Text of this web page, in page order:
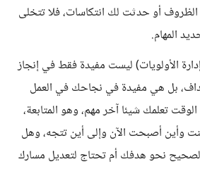
أو حدثت لك انتكاسات، فلا تتخلى
المهام.
الأولويات) ليست مفيدة فقط في إنجاز
بل هي مفيدة في نجاحك في العمل
تعلمك شيئا آخر مهم، وهو المتابعة،
وأين أصبحت الآن وإلى أين تتجه، وهل
نحو هدفك أم تحتاج لتعديل مسارك